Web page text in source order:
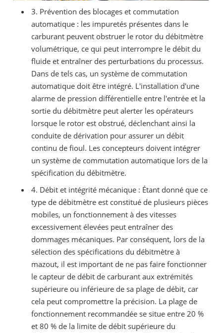
3. Prévention des blocages et commutation
automatique : les impuretés présentes dans le
carburant peuvent obstruer le rotor du débitmètre
volumétrique, ce qui peut interrompre le débit du
fluide et entraîner des perturbations du processus.
Dans de tels cas, un système de commutation
automatique doit être intégré. L'installation d'une
alarme de pression différentielle entre l'entrée et la
sortie du débitmètre peut alerter les opérateurs
lorsque le rotor est obstrué, déclenchant ainsi la
conduite de dérivation pour assurer un débit
continu de fioul. Les concepteurs doivent intégrer
un système de commutation automatique lors de la
spécification du débitmètre.
4. Débit et intégrité mécanique : Étant donné que ce
type de débitmètre est constitué de plusieurs pièces
mobiles, un fonctionnement à des vitesses
excessivement élevées peut entraîner des
dommages mécaniques. Par conséquent, lors de la
sélection des spécifications du débitmètre à
mazout, il est important de ne pas faire fonctionner
le capteur de débit de carburant aux extrémités
supérieure ou inférieure de sa plage de débit, car
cela peut compromettre la précision. La plage de
fonctionnement recommandée se situe entre 20 %
et 80 % de la limite de débit supérieure du